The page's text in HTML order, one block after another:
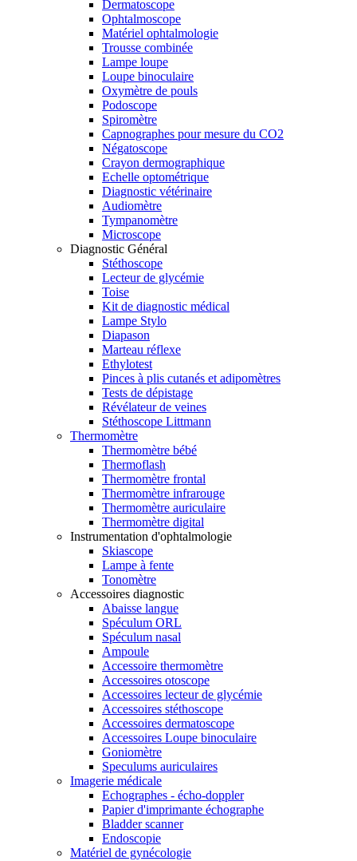
Dermatoscope
Ophtalmoscope
Matériel ophtalmologie
Trousse combinée
Lampe loupe
Loupe binoculaire
Oxymètre de pouls
Podoscope
Spiromètre
Capnographes pour mesure du CO2
Négatoscope
Crayon dermographique
Echelle optométrique
Diagnostic vétérinaire
Audiomètre
Tympanomètre
Microscope
Diagnostic Général
Stéthoscope
Lecteur de glycémie
Toise
Kit de diagnostic médical
Lampe Stylo
Diapason
Marteau réflexe
Ethylotest
Pinces à plis cutanés et adipomètres
Tests de dépistage
Révélateur de veines
Stéthoscope Littmann
Thermomètre
Thermomètre bébé
Thermoflash
Thermomètre frontal
Thermomètre infrarouge
Thermomètre auriculaire
Thermomètre digital
Instrumentation d'ophtalmologie
Skiascope
Lampe à fente
Tonomètre
Accessoires diagnostic
Abaisse langue
Spéculum ORL
Spéculum nasal
Ampoule
Accessoire thermomètre
Accessoires otoscope
Accessoires lecteur de glycémie
Accessoires stéthoscope
Accessoires dermatoscope
Accessoires Loupe binoculaire
Goniomètre
Speculums auriculaires
Imagerie médicale
Echographes - écho-doppler
Papier d'imprimante échographe
Bladder scanner
Endoscopie
Matériel de gynécologie